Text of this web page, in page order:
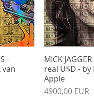
-
MICK
real U$D -
Apple
Ár
4900,00 EUR